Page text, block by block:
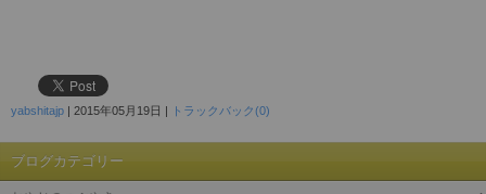
yabshitajp 2015年05月19日 トラックバック(0)
ブログカテゴリー